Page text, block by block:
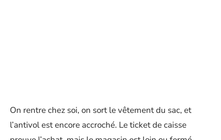
On rentre chez soi, on sort le vêtement du sac, et
l’antivol est encore accroché. Le ticket de caisse